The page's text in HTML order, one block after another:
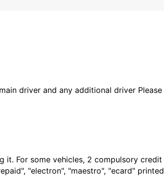
driver and any additional driver Please
it. For some vehicles, 2 compulsory credit
"electron", "maestro", "ecard" printed